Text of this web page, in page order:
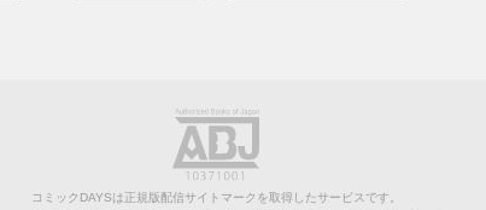
コミックDAYSは正規版配信サイトマークを取得したサービスです。